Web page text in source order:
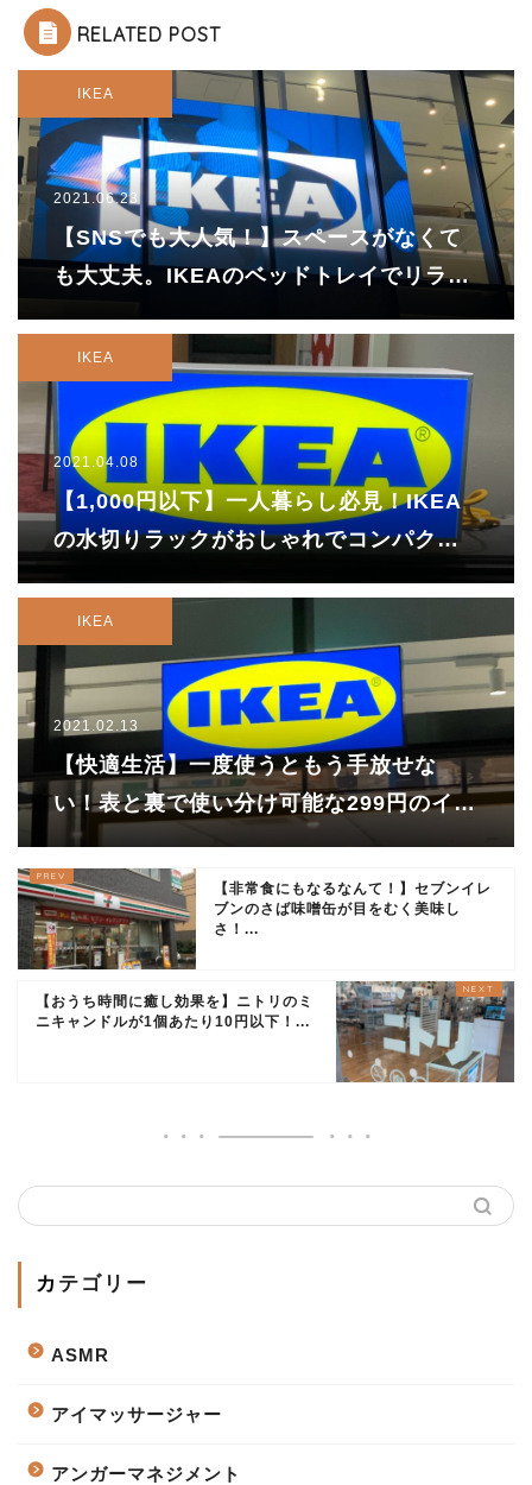
RELATED POST
IKEA
2021.06.23
【SNSでも大人気！】スペースがなくて
も大丈夫。IKEAのベッドトレイでリラッ
IKEA
2021.04.08
【1,000円以下】一人暮らし必見！IKEA
の水切りラックがおしゃれでコンパクト
IKEA
2021.02.13
【快適生活】一度使うともう手放せな
い！表と裏で使い分け可能な299円のイケ
アのスマホスタンド
【非常食にもなるなんて！】セブンイレ
ブンのさば味噌缶が目をむく美味し
さ！...
【おうち時間に癒し効果を】ニトリのミ
ニキャンドルが1個あたり10円以下！...
カテゴリー
ASMR
アイマッサージャー
アンガーマネジメント